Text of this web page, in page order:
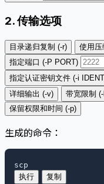
2. 传输选项
目录递归复制 (-r)
使用压
指定端口 (-P PORT)
指定认证密钥文件 (-i
详细输出 (-v)
带宽限制
保留权限和时间 (-p)
生成的命令：
scp
执行
复制